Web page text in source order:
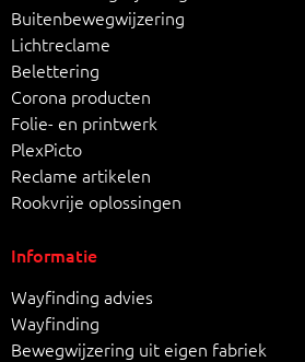
Buitenbewegwijzering
Lichtreclame
Belettering
Corona producten
Folie- en printwerk
PlexPicto
Reclame artikelen
Rookvrije oplossingen
Informatie
Wayfinding advies
Wayfinding
Bewegwijzering uit eigen fabriek